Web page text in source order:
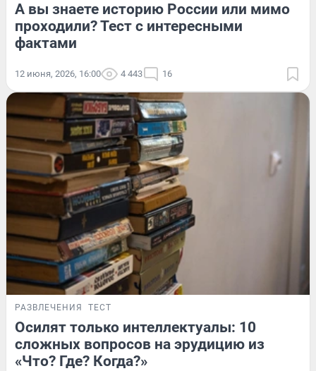
А вы знаете историю России или мимо
проходили? Тест с интересными
фактами
12 июня, 2026, 16:00 4 443 16
РАЗВЛЕЧЕНИЯ ТЕСТ
Осилят только интеллектуалы: 10
сложных вопросов на эрудицию из
«Что? Где? Когда?»